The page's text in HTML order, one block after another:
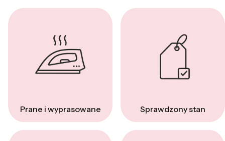
Prane i wyprasowane Sprawdzony stan